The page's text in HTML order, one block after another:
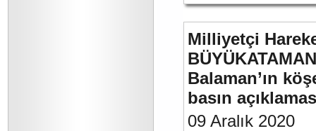
Milliyetçi
Balaman’ın
basın
09 Aralık 2020